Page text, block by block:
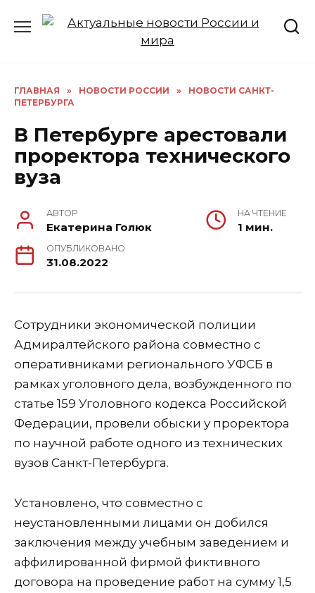
ГЛАВНАЯ » НОВОСТИ РОССИИ »
НОВОСТИ САНКТ-
ПЕТЕРБУРГА
В Петербурге арестовали
проректора технического
вуза
АВТОР
Екатерина Голюк
НА ЧТЕНИЕ
1 мин.
ОПУБЛИКОВАНО
31.08.2022
Сотрудники экономической полиции
Адмиралтейского района совместно с
оперативниками регионального УФСБ в
рамках уголовного дела, возбужденного по
статье 159 Уголовного кодекса Российской
Федерации, провели обыски у проректора
по научной работе одного из технических
вузов Санкт-Петербурга.
Установлено, что совместно с
неустановленными лицами он добился
заключения между учебным заведением и
аффилированной фирмой фиктивного
договора на проведение работ на сумму 1,5